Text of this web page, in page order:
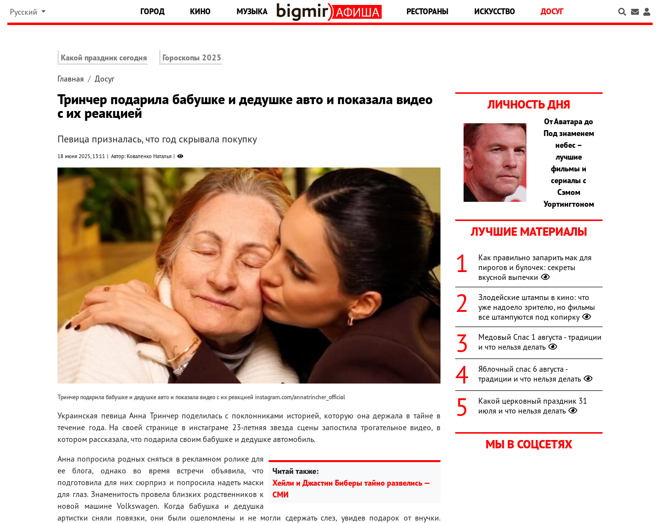
Русский ГОРОД КИНО МУЗЫКА РЕСТОРАНЫ ИСКУССТВО ДОСУГ
Какой праздник сегодня Гороскопы 2025
Главная Досуг
Тринчер подарила бабушке и дедушке авто и показала видео
с их реакцией
Певица призналась, что год скрывала покупку
18 июня 2025, 13:11 Автор: Коваленко Наталья
Тринчер подарила бабушке и дедушке авто и показала видео с их реакцией instagram.com/annatrincher_official
Украинская певица Анна Тринчер поделилась с поклонниками историей, которую она держала в тайне в
течение года. На своей странице в инстаграме 23-летняя звезда сцены запостила трогательное видео, в
котором рассказала, что подарила своим бабушке и дедушке автомобиль.
Читай также:
Хейли и Джастин Биберы тайно развелись —
СМИ
Анна попросила родных сняться в рекламном ролике для
ее блога, однако во время встречи объявила, что
подготовила для них сюрприз и попросила надеть маски
для глаз. Знаменитость провела близких родственников к
новой машине Volkswagen. Когда бабушка и дедушка
артистки сняли повязки, они были ошеломлены и не могли сдержать слез, увидев подарок от внучки.
ЛИЧНОСТЬ ДНЯ
От Аватара до
Под знаменем
небес –
лучшие
фильмы и
сериалы с
Сэмом
Уортингтоном
ЛУЧШИЕ МАТЕРИАЛЫ
Как правильно запарить мак для
пирогов и булочек: секреты
вкусной выпечки
Злодейские штампы в кино: что
уже надоело зрителю, но фильмы
все штампуются под копирку
Медовый Спас 1 августа - традиции
и что нельзя делать
Яблочный спас 6 августа -
традиции и что нельзя делать
Какой церковный праздник 31
июля и что нельзя делать
МЫ В СОЦСЕТЯХ